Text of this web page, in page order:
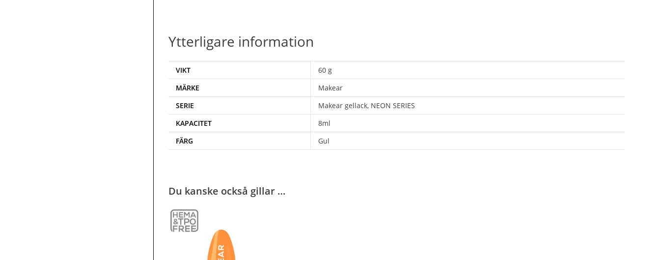
Ytterligare information
VIKT
60 g
MÄRKE
Makear
SERIE
Makear gellack, NEON SERIES
KAPACITET
8ml
FÄRG
Gul
Du kanske också gillar …